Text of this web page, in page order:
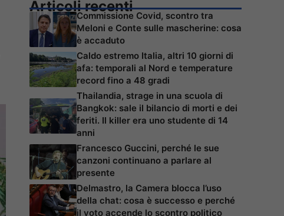
Articoli recenti
Commissione Covid, scontro tra
Meloni e Conte sulle mascherine: cosa
è accaduto
Caldo estremo Italia, altri 10 giorni di
afa: temporali al Nord e temperature
record fino a 48 gradi
Thailandia, strage in una scuola di
Bangkok: sale il bilancio di morti e dei
feriti. Il killer era uno studente di 14
anni
Francesco Guccini, perché le sue
canzoni continuano a parlare al
presente
Delmastro, la Camera blocca l’uso
della chat: cosa è successo e perché
il voto accende lo scontro politico